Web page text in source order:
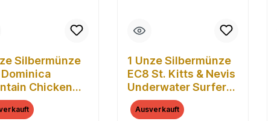
Silbermünze
Dominica
Chicken
PP (Koloriert,
1 Unze Silbermünze
EC8 St. Kitts & Nevis
Underwater Surfer
2022
Ausverkauft